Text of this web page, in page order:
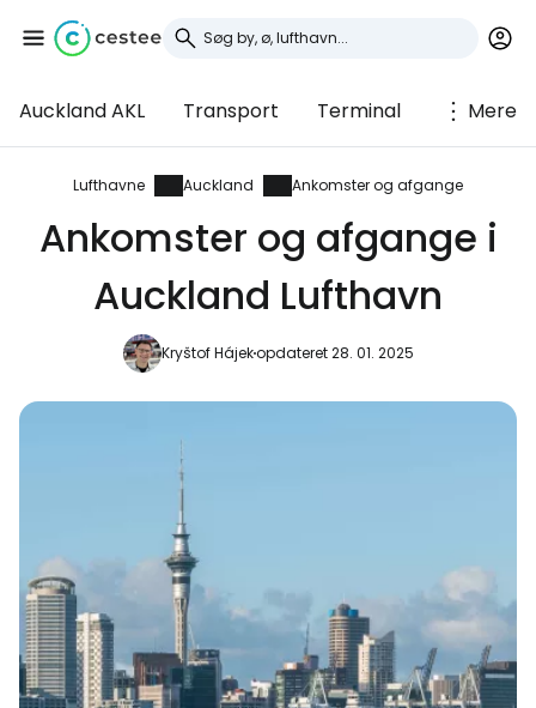
Auckland AKL Transport Terminal Mere
Lufthavne Auckland Ankomster og afgange
Ankomster og afgange i
Auckland Lufthavn
Kryštof Hájekopdateret 28. 01. 2025
Log ind på Cestee
... det verdensomspændende
Fortsæt med Google
Fortsæt med e-mail